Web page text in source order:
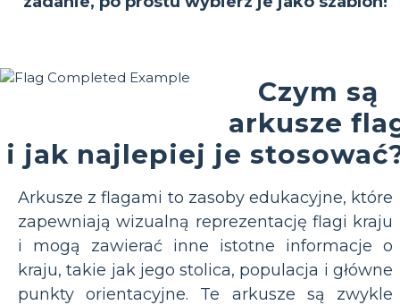
Czym są
arkusze
i jak najlepiej je
Arkusze z flagami to zasoby edukacyjne, które
zapewniają wizualną reprezentację flagi kraju
i mogą zawierać inne istotne informacje o
kraju, takie jak jego stolica, populacja i główne
punkty orientacyjne. Te arkusze są zwykle